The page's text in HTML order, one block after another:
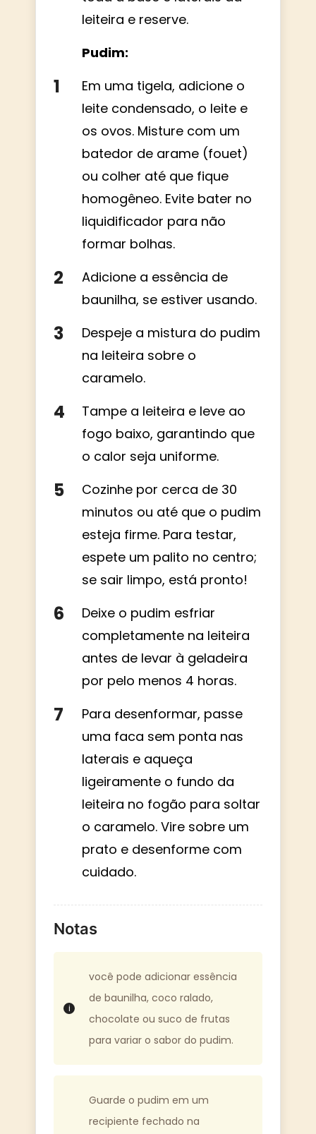
leiteira e reserve.
Pudim:
Em uma tigela, adicione o
leite condensado, o leite e
os ovos. Misture com um
batedor de arame (fouet)
ou colher até que fique
homogêneo. Evite bater no
liquidificador para não
formar bolhas.
Adicione a essência de
baunilha, se estiver usando.
Despeje a mistura do pudim
na leiteira sobre o
caramelo.
Tampe a leiteira e leve ao
fogo baixo, garantindo que
o calor seja uniforme.
Cozinhe por cerca de 30
minutos ou até que o pudim
esteja firme. Para testar,
espete um palito no centro;
se sair limpo, está pronto!
Deixe o pudim esfriar
completamente na leiteira
antes de levar à geladeira
por pelo menos 4 horas.
Para desenformar, passe
uma faca sem ponta nas
laterais e aqueça
ligeiramente o fundo da
leiteira no fogão para soltar
o caramelo. Vire sobre um
prato e desenforme com
cuidado.
Notas
você pode adicionar essência
de baunilha, coco ralado,
chocolate ou suco de frutas
para variar o sabor do pudim.
Guarde o pudim em um
recipiente fechado na